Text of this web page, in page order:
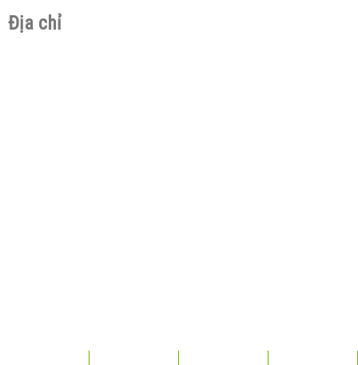
Địa chỉ